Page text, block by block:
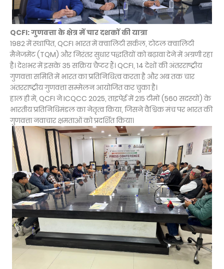
QCFI: गुणवत्ता के क्षेत्र में चार दशकों की यात्रा
1982 में स्थापित, QCFI भारत में क्वालिटी सर्कल, टोटल क्वालिटी
मैनेजमेंट (TQM) और निरंतर सुधार पद्धतियों को बढ़ावा देने में अग्रणी रहा
है। देशभर में इसके 35 सक्रिय चैप्टर हैं। QCFI, 14 देशों की अंतरराष्ट्रीय
गुणवत्ता समिति में भारत का प्रतिनिधित्व करता है और अब तक चार
अंतरराष्ट्रीय गुणवत्ता सम्मेलन आयोजित कर चुका है।
हाल ही में, QCFI ने ICQCC 2025, ताइपेई में 215 टीमों (560 सदस्यों) के
भारतीय प्रतिनिधिमंडल का नेतृत्व किया, जिसने वैश्विक मंच पर भारत की
गुणवत्ता नवाचार क्षमताओं को प्रदर्शित किया।